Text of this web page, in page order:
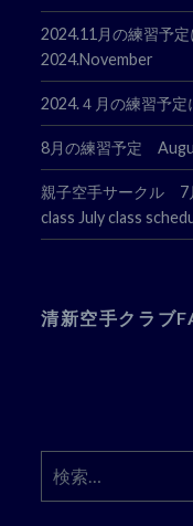
2024.11月の練習予
2024.November
2024.４月の練習予
8月の練習予定
親子空手サークル
class July class
清新空手クラブ
索: